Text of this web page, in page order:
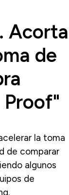
Acorta
de
la toma
de comparar
algunos
de